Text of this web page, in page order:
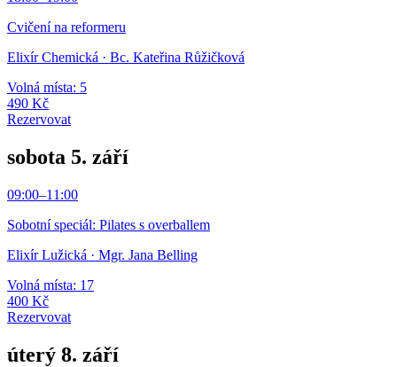
Cvičení na reformeru
Elixír Chemická · Bc. Kateřina Růžičková
Volná místa: 5
490 Kč
Rezervovat
sobota 5. září
09:00–11:00
Sobotní speciál: Pilates s overballem
Elixír Lužická · Mgr. Jana Belling
Volná místa: 17
400 Kč
Rezervovat
úterý 8. září